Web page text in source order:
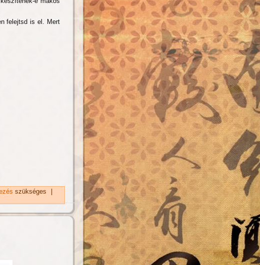
felejtsd is el. Mert
szükséges
|